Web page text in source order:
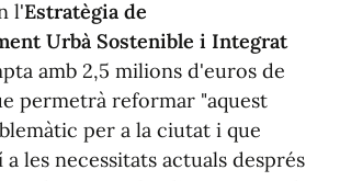
l'Estratègia de
Urbà Sostenible i Integrat
amb 2,5 milions d'euros de
permetrà reformar "aquest
per a la ciutat i que
a les necessitats actuals després